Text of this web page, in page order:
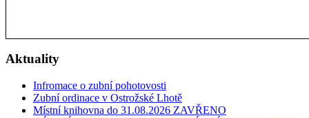
Aktuality
Infromace o zubní pohotovosti
Zubní ordinace v Ostrožské Lhotě
Místní knihovna do 31.08.2026 ZAVŘENO